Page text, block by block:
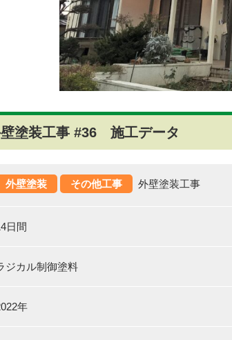
塗装工事 #36 施工データ
外壁塗装 その他工事 外壁塗装工事
日間
ジカル制御塗料
年